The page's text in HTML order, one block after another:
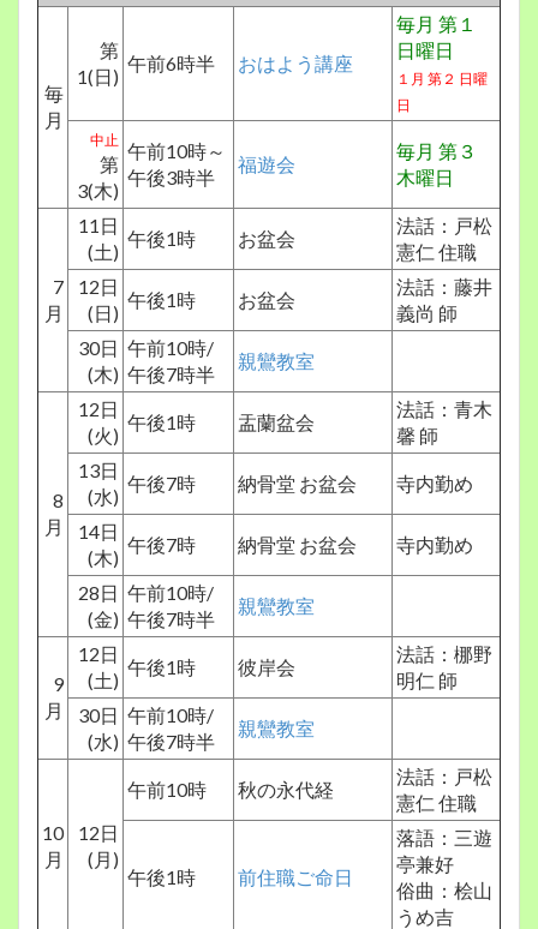
毎
月
第
1(日)
午前6時半 おはよう講座
毎月 第１
日曜日
１月 第２ 日曜
日
中止
第
3(木)
午前10時～
午後3時半
福遊会
毎月 第３
木曜日
7
月
11日
(土)
午後1時 お盆会
法話：戸松
憲仁 住職
12日
(日)
午後1時 お盆会
法話：藤井
義尚 師
30日
(木)
午前10時/
午後7時半
親鸞教室
8
月
12日
(火)
午後1時 盂蘭盆会
法話：青木
馨 師
13日
(水)
午後7時 納骨堂 お盆会 寺内勤め
14日
(木)
午後7時 納骨堂 お盆会 寺内勤め
28日
(金)
午前10時/
午後7時半
親鸞教室
9
月
12日
(土)
午後1時 彼岸会
法話：梛野
明仁 師
30日
(水)
午前10時/
午後7時半
親鸞教室
10
月
12日
(月)
午前10時 秋の永代経
法話：戸松
憲仁 住職
午後1時 前住職ご命日
落語：三遊
亭兼好
俗曲：桧山
うめ吉